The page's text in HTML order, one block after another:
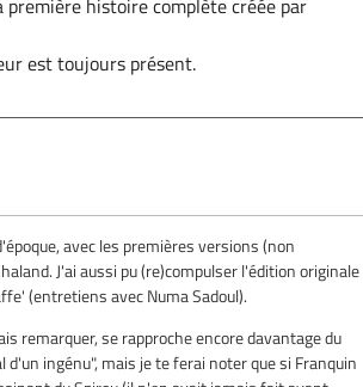
histoire complète créée par
est toujours présent.
avec les premières versions (non
J'ai aussi pu (re)compulser l'édition originale
(entretiens avec Numa Sadoul).
remarquer, se rapproche encore davantage du
d'un ingénu", mais je te ferai noter que si Franquin